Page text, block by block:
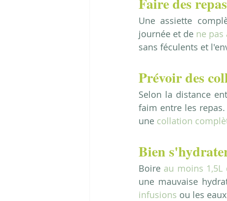
Une assiette
journée et de ne pas
sans féculents et
Prévoir des
Selon la distance
faim entre les
une collation
Bien
Boire au moins
une mauvaise
infusions ou les